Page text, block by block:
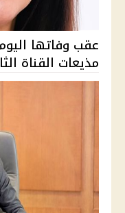
عقب وفاتها
مذيعات القناة